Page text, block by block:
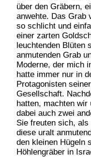
über den Gräbern,
anwehte. Das Grab
so schlicht und
einer zarten
leuchtenden Blüten
anmutenden Grab
Moderne, der mich
hatte immer nur in
Protagonisten
Gesellschaft.
hatten, machten wir
dabei auch zwei
Sie freuten sich,
diese uralt
den kleinen Hügeln
Höhlengräber in